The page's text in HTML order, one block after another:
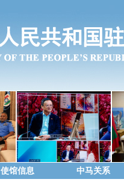
使馆信息 中马关系